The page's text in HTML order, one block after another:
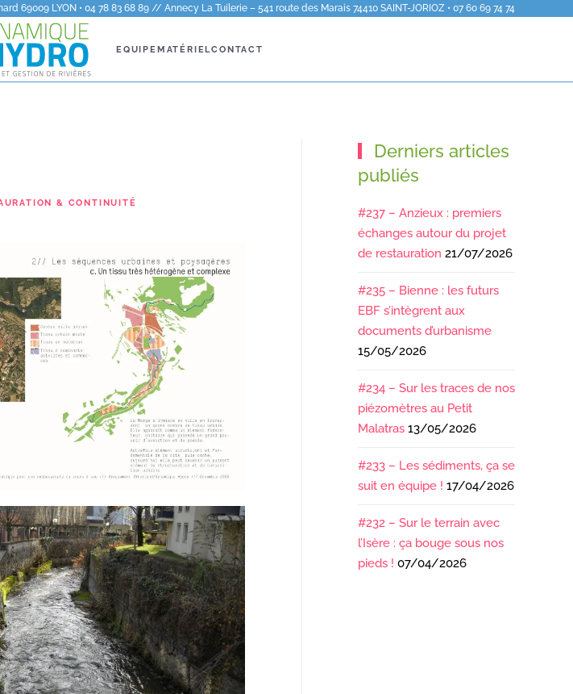
69009 LYON • 04 78 83 68 89 // Annecy La Tuilerie – 541 route des Marais 74410 SAINT-JORIOZ • 07 60 69 74 74
EQUIPEMATÉRIELCONTACT
& CONTINUITÉ
Derniers articles
publiés
#237 – Anzieux : premiers
échanges autour du projet
de restauration 21/07/2026
#235 – Bienne : les futurs
EBF s’intègrent aux
documents d’urbanisme
15/05/2026
#234 – Sur les traces de nos
piézomètres au Petit
Malatras 13/05/2026
#233 – Les sédiments, ça se
suit en équipe ! 17/04/2026
#232 – Sur le terrain avec
l’Isère : ça bouge sous nos
pieds ! 07/04/2026